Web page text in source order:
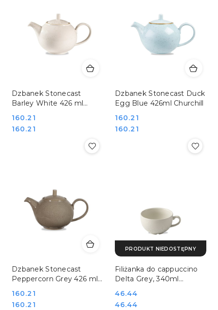
Dzbanek Stonecast
Barley White 426 ml
Cena:
160.21
Cena:
160.21
Dzbanek Stonecast Duck
Egg Blue 426ml Churchill
Cena:
160.21
Cena:
160.21
Dzbanek Stonecast
Peppercorn Grey 426 ml
Cena:
160.21
Cena:
160.21
Filiżanka do cappuccino
Delta Grey, 340ml
Cena:
46.44
Cena:
46.44
PRODUKT NIEDOSTĘPNY